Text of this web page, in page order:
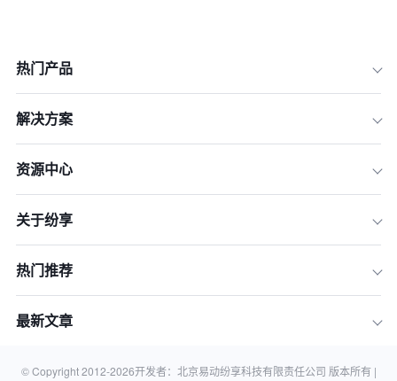
热门产品
解决方案
资源中心
关于纷享
热门推荐
最新文章
© Copyright 2012-2026开发者：北京易动纷享科技有限责任公司 版本所有 |